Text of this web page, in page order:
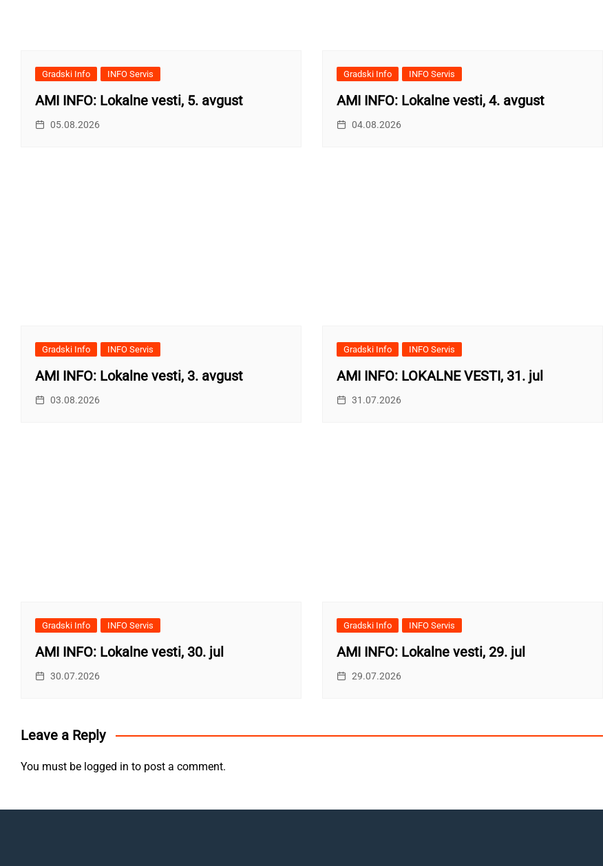
Gradski Info INFO Servis
AMI INFO: Lokalne vesti, 5. avgust
05.08.2026
Gradski Info INFO Servis
AMI INFO: Lokalne vesti, 4. avgust
04.08.2026
Gradski Info INFO Servis
AMI INFO: Lokalne vesti, 3. avgust
03.08.2026
Gradski Info INFO Servis
AMI INFO: LOKALNE VESTI, 31. jul
31.07.2026
Gradski Info INFO Servis
AMI INFO: Lokalne vesti, 30. jul
30.07.2026
Gradski Info INFO Servis
AMI INFO: Lokalne vesti, 29. jul
29.07.2026
Leave a Reply
You must be logged in to post a comment.